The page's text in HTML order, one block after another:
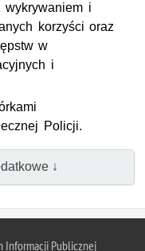
wykrywaniem i
korzyści oraz
w
i
Policji.
↓
Informacji Publicznej